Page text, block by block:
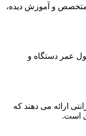
متخصص و آموزش دیده،
عمر دستگاه و
ارائه می دهند که
است.